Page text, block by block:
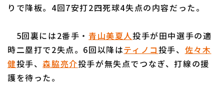
オリックス・バファローズ
りで降板。4回7安打2四死球4失点の内容だった。
5回裏には2番手・青山美夏人投手が田中選手の適
時二塁打で2失点。6回以降はティノコ投手、 佐々木
健投手、森脇亮介投手が無失点でつなぎ、打線の援
護を待った。